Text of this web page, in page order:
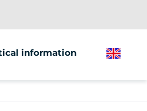
information English